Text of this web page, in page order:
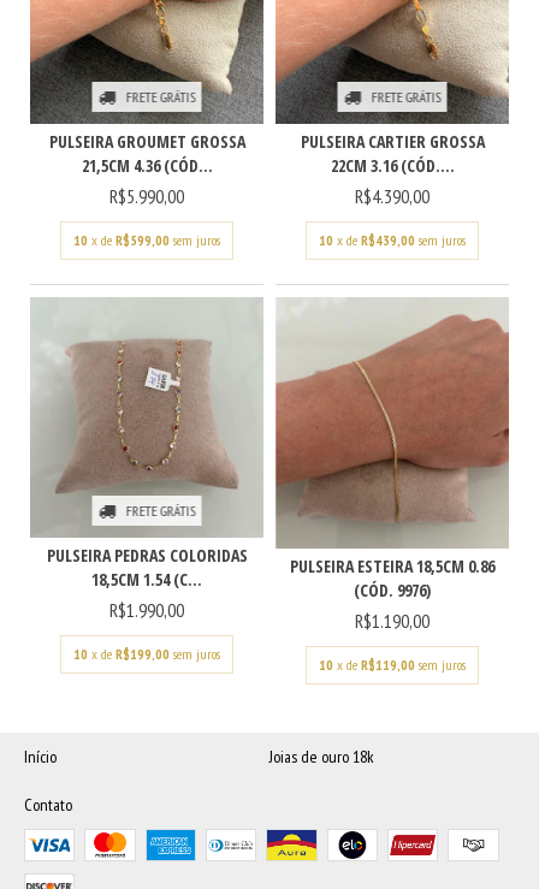
FRETE GRÁTIS
PULSEIRA GROUMET GROSSA
21,5CM 4.36 (CÓD...
R$5.990,00
10 x de R$599,00 sem juros
FRETE GRÁTIS
PULSEIRA CARTIER GROSSA
22CM 3.16 (CÓD....
R$4.390,00
10 x de R$439,00 sem juros
FRETE GRÁTIS
PULSEIRA PEDRAS COLORIDAS
18,5CM 1.54 (C...
R$1.990,00
10 x de R$199,00 sem juros
PULSEIRA ESTEIRA 18,5CM 0.86
(CÓD. 9976)
R$1.190,00
10 x de R$119,00 sem juros
Início Joias de ouro 18k
Contato